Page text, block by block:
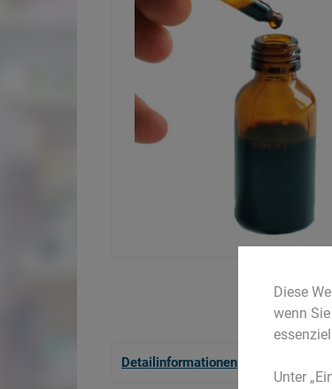
Detailinformationen
Diese
wenn
Unter